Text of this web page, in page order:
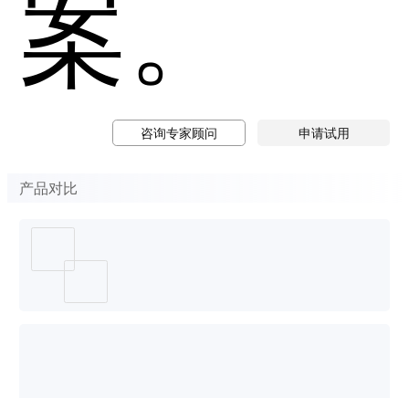
咨询专家顾问 申请试用
产品对比